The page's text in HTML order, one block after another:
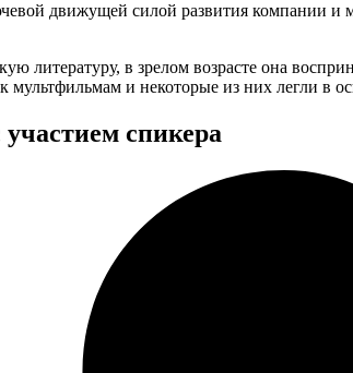
движущей силой развития компании и
литературу, в зрелом возрасте она
мультфильмам и некоторые из них легли в
спикера